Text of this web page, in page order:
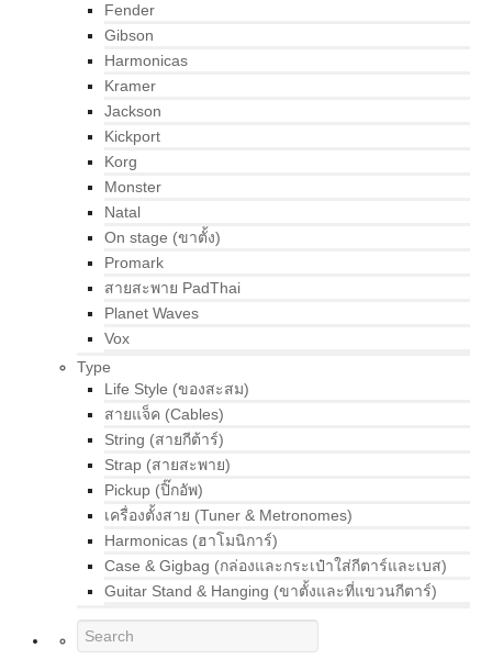
Fender
Gibson
Harmonicas
Kramer
Jackson
Kickport
Korg
Monster
Natal
On stage (ขาตั้ง)
Promark
สายสะพาย PadThai
Planet Waves
Vox
Type
Life Style (ของสะสม)
สายแจ็ค (Cables)
String (สายกีต้าร์)
Strap (สายสะพาย)
Pickup (ปิ๊กอัพ)
เครื่องตั้งสาย (Tuner & Metronomes)
Harmonicas (ฮาโมนิการ์)
Case & Gigbag (กล่องและกระเป๋าใส่กีตาร์และเบส)
Guitar Stand & Hanging (ขาตั้งและที่แขวนกีตาร์)